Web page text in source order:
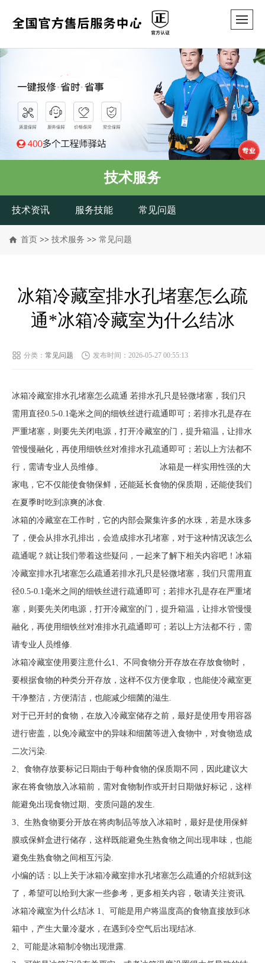
技术服务
技术资讯 服务技能 常见问题
首页 >> 技术服务 >> 常见问题
冰箱冷藏室排水孔堵塞怎么疏
通*冰箱冷藏室为什么结冰
分类： 常见问题 发布时间：2026-05-27 00:55:13
冰箱冷藏室排水孔堵塞怎么疏通 若排水孔只是轻微堵塞，我们只
需用直径0.5-0.1毫米之间的细铁丝进行疏通即可；若排水孔是存在
严重堵塞，则要先关闭电源，打开冷藏室的门，提升箱温，让排水
管慢慢融化，再使用细铁丝对准排水孔疏通即可；若以上方法都不
行，需请专业人员维修。 冰箱是一样实用性强的大
家电，它不仅能使食物保鲜，还能延长食物的保质期，还能使我们
在夏季时吃到凉爽的冰食.
冰箱的冷藏室在工作时，它的内部会聚集许多的水珠，若是水珠多
了，便会从排水孔排出，会造成排水孔堵塞，对于这种情况该怎么
疏通呢？就让我们带着这些疑问，一起来了解下相关内容吧！冰箱
冷藏室排水孔堵塞怎么疏通若排水孔只是轻微堵塞，我们只需用直
径0.5-0.1毫米之间的细铁丝进行疏通即可；若排水孔是存在严重堵
塞，则要先关闭电源，打开冷藏室的门，提升箱温，让排水管慢慢
融化，再使用细铁丝对准排水孔疏通即可；若以上方法都不行，需
请专业人员维修.
冰箱冷藏室使用要注意什么1、不同食物分开存放在存放食物时，
要根据食物的种类分开存放，这样不仅方便拿取，也能使冷藏室更
干净整洁，方便清洁，也能减少细菌的滋生.
对于已开封的食物，在放入冷藏室储存之前，最好是使用专用容器
进行密盖，以免冷藏室中的异味和细菌等进入食物中，对食物造成
二次污染.
2、食物存放要标记日期由于每种食物的保质期不同，因此建议大
家在将食物放入冰箱前，需对食物制作或开封日期做好标记，这样
能避免出现食物过期、变质问题的发生.
3、生熟食物要分开放在将肉制品等放入冰箱时，最好是使用保鲜
膜或保鲜盒进行储存，这样既能避免生熟食物之间出现串味，也能
避免生熟食物之间相互污染.
小编的话：以上关于冰箱冷藏室排水孔堵塞怎么疏通的介绍就到这
了，希望可以给到大家一些参考，更多相关内容，敬请关注资讯.
冰箱冷藏室为什么结冰 1、可能是用户将温度高的食物直接放到冰
箱中，产生大量冷凝水，在遇到冷空气后出现结冰.
2、可能是冰箱制冷物出现泄露.